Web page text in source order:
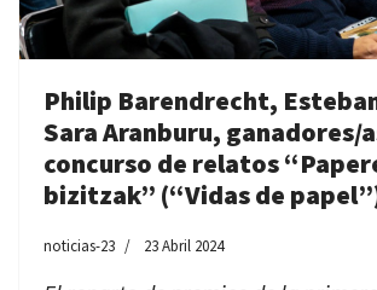
Philip Barendrecht,
Sara Aranburu, ganadores/
concurso de relatos
bizitzak” (“Vidas de
noticias-23 23 Abril 2024